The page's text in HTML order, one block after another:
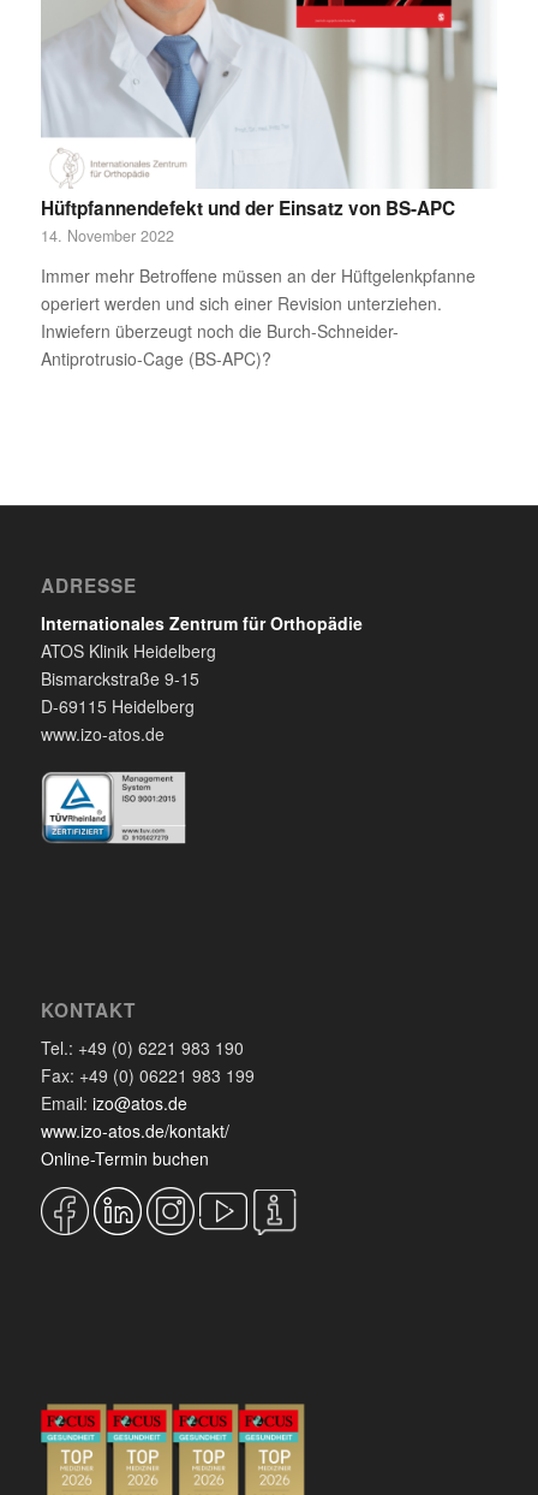
Hüftpfannendefekt und der Einsatz von BS-APC
14. November 2022
Immer mehr Betroffene müssen an der Hüftgelenkpfanne
operiert werden und sich einer Revision unterziehen.
Inwiefern überzeugt noch die Burch-Schneider-
Antiprotrusio-Cage (BS-APC)?
ADRESSE
Internationales Zentrum für Orthopädie
ATOS Klinik Heidelberg
Bismarckstraße 9-15
D-69115 Heidelberg
www.izo-atos.de
KONTAKT
Tel.: +49 (0) 6221 983 190
Fax: +49 (0) 06221 983 199
Email: izo@atos.de
www.izo-atos.de/kontakt/
Online-Termin buchen